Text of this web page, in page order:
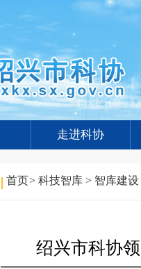
走进科协
首页> 科技智库 > 智库建设
绍兴市科协